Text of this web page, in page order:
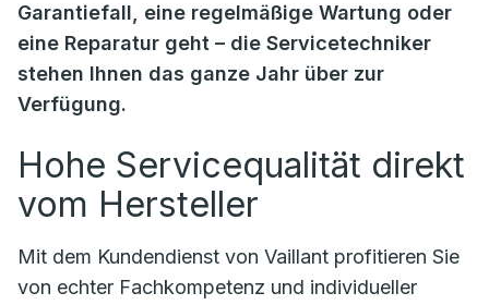
Garantiefall, eine regelmäßige Wartung oder
eine Reparatur geht – die Servicetechniker
stehen Ihnen das ganze Jahr über zur
Verfügung.
Hohe Servicequalität direkt
vom Hersteller
Mit dem Kundendienst von Vaillant profitieren Sie
von echter Fachkompetenz und individueller